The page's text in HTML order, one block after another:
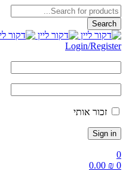
Login/Register
זכור אותי
0
0
0.00 ₪